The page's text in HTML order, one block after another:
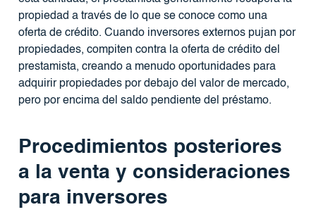
propiedad a través de lo que se conoce como una
oferta de crédito. Cuando inversores externos pujan por
propiedades, compiten contra la oferta de crédito del
prestamista, creando a menudo oportunidades para
adquirir propiedades por debajo del valor de mercado,
pero por encima del saldo pendiente del préstamo.
Procedimientos posteriores
a la venta y consideraciones
para inversores